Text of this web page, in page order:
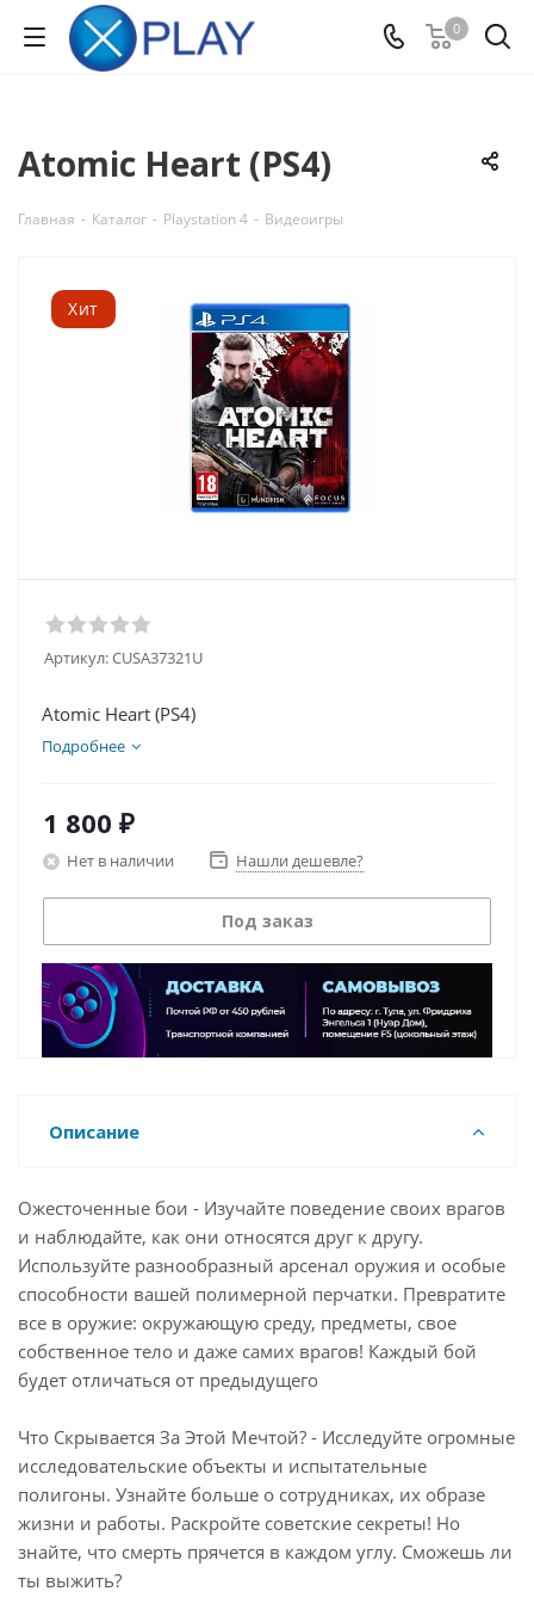
0
Atomic Heart (PS4)
Главная - Каталог - Playstation 4 - Видеоигры
Хит
Артикул:CUSA37321U
Atomic Heart (PS4)
Подробнее
1 800 ₽
Нет в наличии Нашли дешевле?
Под заказ
Описание
Ожесточенные бои - Изучайте поведение своих врагов
и наблюдайте, как они относятся друг к другу.
Используйте разнообразный арсенал оружия и особые
способности вашей полимерной перчатки. Превратите
все в оружие: окружающую среду, предметы, свое
собственное тело и даже самих врагов! Каждый бой
будет отличаться от предыдущего
Что Скрывается За Этой Мечтой? - Исследуйте огромные
исследовательские объекты и испытательные
полигоны. Узнайте больше о сотрудниках, их образе
жизни и работы. Раскройте советские секреты! Но
знайте, что смерть прячется в каждом углу. Сможешь ли
ты выжить?